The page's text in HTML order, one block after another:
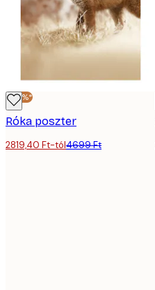
-40%*
Róka poszter
2819,40 Ft-tól4699 Ft